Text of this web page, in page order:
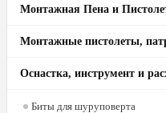
Монтажная Пена и
Монтажные пистолеты,
Оснастка, инструмент и
Биты для шуруповерта